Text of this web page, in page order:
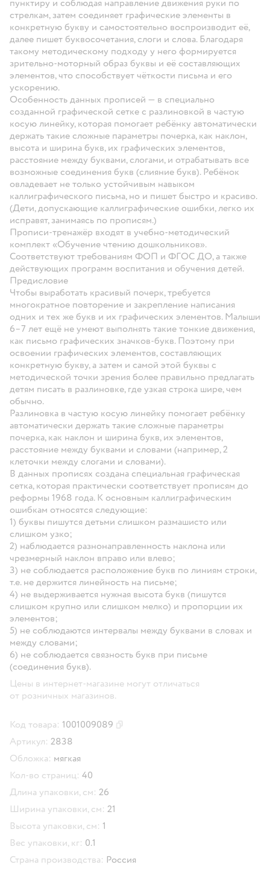
пунктиру и соблюдая направление движения руки по
стрелкам, затем соединяет графические элементы в
конкретную букву и самостоятельно воспроизводит её,
далее пишет буквосочетания, слоги и слова. Благодаря
такому методическому подходу у него формируется
зрительно-моторный образ буквы и её составляющих
элементов, что способствует чёткости письма и его
ускорению.
Особенность данных прописей — в специально
созданной графической сетке с разлиновкой в частую
косую линейку, которая помогает ребёнку автоматически
держать такие сложные параметры почерка, как наклон,
высота и ширина букв, их графических элементов,
расстояние между буквами, слогами, и отрабатывать все
возможные соединения букв (слияние букв). Ребёнок
овладевает не только устойчивым навыком
каллиграфического письма, но и пишет быстро и красиво.
(Дети, допускающие каллиграфические ошибки, легко их
исправят, занимаясь по прописям.)
Прописи-тренажёр входят в учебно-методический
комплект «Обучение чтению дошкольников».
Соответствуют требованиям ФОП и ФГОС ДО, а также
действующих программ воспитания и обучения детей.
Предисловие
Чтобы выработать красивый почерк, требуется
многократное повторение и закрепление написания
одних и тех же букв и их графических элементов. Малыши
6–7 лет ещё не умеют выполнять такие тонкие движения,
как письмо графических значков-букв. Поэтому при
освоении графических элементов, составляющих
конкретную букву, а затем и самой этой буквы с
методической точки зрения более правильно предлагать
детям писать в разлиновке, где узкая строка шире, чем
обычно.
Разлиновка в частую косую линейку помогает ребёнку
автоматически держать такие сложные параметры
почерка, как наклон и ширина букв, их элементов,
расстояние между буквами и словами (например, 2
клеточки между слогами и словами).
В данных прописях создана специальная графическая
сетка, которая практически соответствует прописям до
реформы 1968 года. К основным каллиграфическим
ошибкам относятся следующие:
1) буквы пишутся детьми слишком размашисто или
слишком узко;
2) наблюдается разнонаправленность наклона или
чрезмерный наклон вправо или влево;
3) не соблюдается расположение букв по линиям строки,
т.е. не держится линейность на письме;
4) не выдерживается нужная высота букв (пишутся
слишком крупно или слишком мелко) и пропорции их
элементов;
5) не соблюдаются интервалы между буквами в словах и
между словами;
6) не соблюдается связность букв при письме
(соединения букв).
Цены в интернет-магазине могут отличаться
от розничных магазинов.
Код товара: 1001009089
Артикул: 2838
Обложка: мягкая
Кол-во страниц: 40
Длина упаковки, см: 26
Ширина упаковки, см: 21
Высота упаковки, см: 1
Вес упаковки, кг: 0.1
Страна производства: Россия